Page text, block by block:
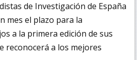
de Investigación de España
mes el plazo para la
a la primera edición de sus
reconocerá a los mejores